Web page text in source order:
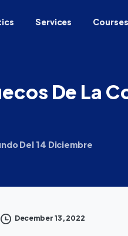
Services Courses
De La
Del 14 Diciembre
December 13, 2022